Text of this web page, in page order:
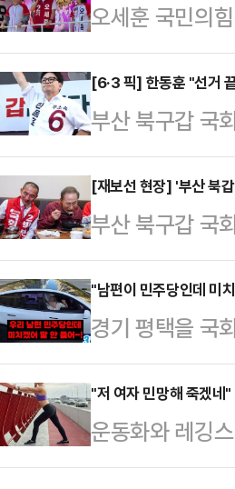
오세훈 국민의
"선거가 다급해
사역 인근에서
않나"며 이같이
전투표 독려를
는 그들을 편드
반발하고 있다.
도 모두 보듬어
[6·3 픽] 한동훈 "선거
부산 북구갑 국
각종 공세를 펼
쌍팔년도,
일갈했다.한동
박민식에게 경
하든가 먹히지
냐"고 질타했다
폭력을 행사했
[재보선 현장] '부산 북
부산 북구갑 국
속 후보가 선거
결집'에 방점을
합류했고, 한동
더불어민주당
31일 오전 부산
함께 점심식사
다.박 후보…
"남편이 민주당인데 미
경기 평택을 국
세 중 "나는 조
호소에 "조국을
관계망서비스
숏폼 영상을 올
"저 여자 민망해 죽겠네
운동화와 레깅
다.16일 관련업